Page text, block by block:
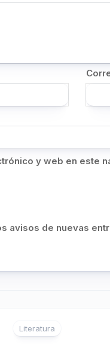
y web en este
avisos de nuevas
Literatura